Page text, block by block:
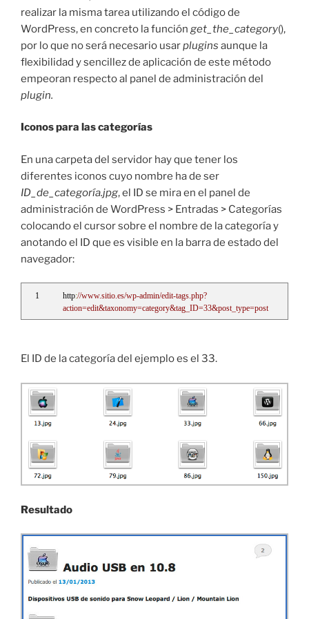
realizar la misma tarea utilizando el código de
WordPress, en concreto la función get_the_category(),
por lo que no será necesario usarplugins aunque la
flexibilidad y sencillez de aplicación de este método
empeoran respecto al panel de administración del
plugin.
Iconos para las categorías
En una carpeta del servidor hay que tener los
diferentes iconos cuyo nombre ha de ser
ID_de_categoría.jpg, el ID se mira en el panel de
administración de WordPress > Entradas > Categorías
colocando el cursor sobre el nombre de la categoría y
anotando el ID que es visible en la barra de estado del
navegador:
http://www.sitio.es/wp-admin/edit-tags.php?
action=edit&taxonomy=category&tag_ID=33&post_type=post
El ID de la categoría del ejemplo es el 33.
Resultado